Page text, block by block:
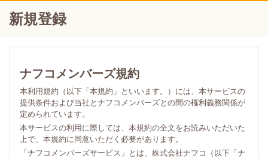
新規登録
ナフコメンバーズ規約
本利用規約（以下「本規約」といいます。）には、本サービスの
提供条件および当社とナフコメンバーズとの間の権利義務関係が
定められています。
本サービスの利用に際しては、本規約の全文をお読みいただいた
上で、本規約に同意いただく必要があります。
「ナフコメンバーズサービス」とは、株式会社ナフコ（以下「ナ